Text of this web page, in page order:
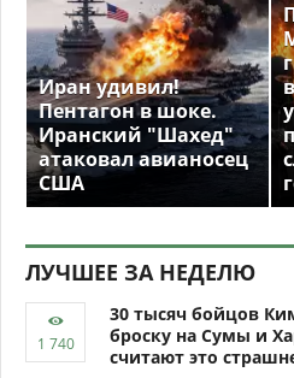
Иран удивил!
Пентагон в шоке.
Иранский "Шахед"
атаковал авианосец
США
ЛУЧШЕЕ ЗА НЕДЕЛЮ
30 тысяч бойцов
броску на Сумы и
считают это